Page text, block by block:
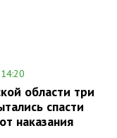
области три
спасти
наказания